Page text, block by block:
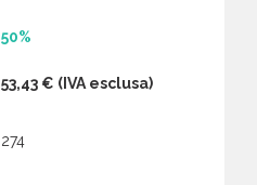
50%
53,43 € (IVA esclusa)
274